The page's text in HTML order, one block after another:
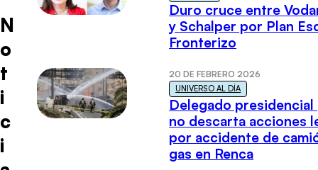
N
o
t
i
c
i
Duro cruce entre
y Schalper por Plan
Fronterizo
20 DE FEBRERO 2026
UNIVERSO AL DÍA
Delegado presidencial
no descarta acciones
por accidente de
gas en Renca